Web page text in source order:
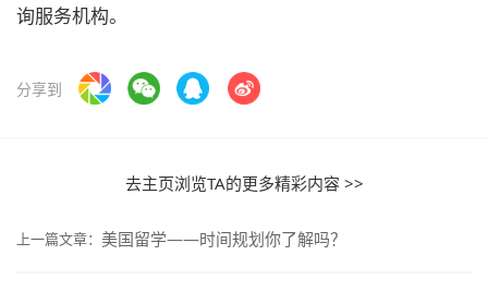
询服务机构。
分享到
去主页浏览TA的更多精彩内容 >>
上一篇文章： 美国留学——时间规划你了解吗？